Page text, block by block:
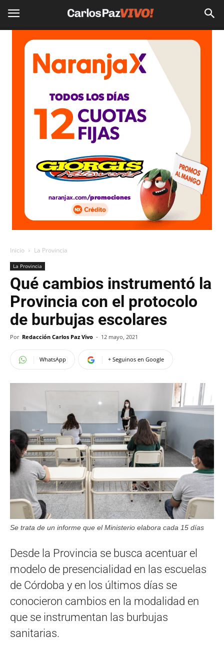
Inicio La Provincia
La Provincia
Qué cambios instrumentó la
Provincia con el protocolo
de burbujas escolares
Por Redacción Carlos Paz Vivo - 12 mayo, 2021
WhatsApp + Seguinos en Google
Se trata de un informe que el Ministerio elabora cada 15 días
Desde la Provincia se busca acentuar el
modelo de presencialidad en las escuelas
de Córdoba y en los últimos días se
conocieron cambios en la modalidad en
que se instrumentan las burbujas
sanitarias.